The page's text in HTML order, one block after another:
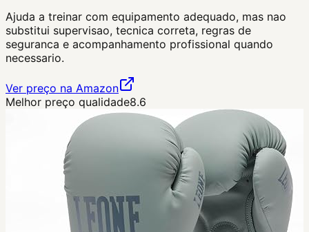
Ajuda a treinar com equipamento adequado, mas nao
substitui supervisao, tecnica correta, regras de
seguranca e acompanhamento profissional quando
necessario.
Ver preço na Amazon
Melhor preço qualidade8.6